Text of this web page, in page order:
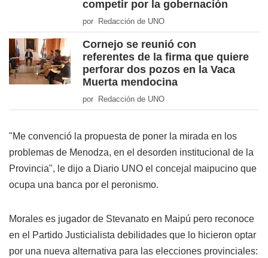
competir por la gobernación
por Redacción de UNO
Cornejo se reunió con
referentes de la firma que quiere
perforar dos pozos en la Vaca
Muerta mendocina
por Redacción de UNO
"Me convenció la propuesta de poner la mirada en los
problemas de Menodza, en el desorden institucional de la
Provincia", le dijo a Diario UNO el concejal maipucino que
ocupa una banca por el peronismo.
Morales es jugador de Stevanato en Maipú pero reconoce
en el Partido Justicialista debilidades que lo hicieron optar
por una nueva alternativa para las elecciones provinciales: